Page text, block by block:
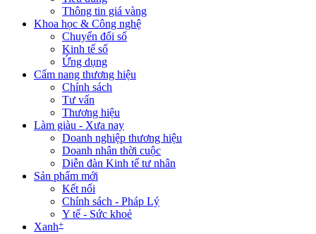
Thông tin giá vàng
Khoa học & Công nghệ
Chuyển đổi số
Kinh tế số
Ứng dụng
Cẩm nang thương hiệu
Chính sách
Tư vấn
Thương hiệu
Làm giàu - Xưa nay
Doanh nghiệp thương hiệu
Doanh nhân thời cuộc
Diễn đàn Kinh tế tư nhân
Sản phẩm mới
Kết nối
Chính sách - Pháp Lý
Y tế - Sức khoẻ
Xanh+